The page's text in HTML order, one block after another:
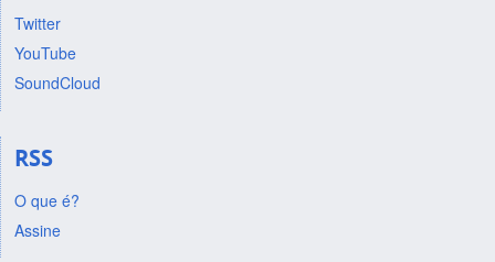
Twitter
YouTube
SoundCloud
RSS
O que é?
Assine